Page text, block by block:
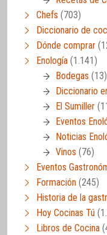
Chefs (703)
Diccionario de
Dónde comprar
Enología (1.141)
Bodegas (13)
Diccionario
El Sumiller
Eventos
Noticias
Vinos (76)
Eventos
Formación (245)
Historia de la
Hoy Cocinas Tú
Libros de Cocina